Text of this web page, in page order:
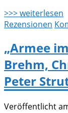
>>> weiterlesen
Rezensionen
„Armee
Brehm,
Peter
Veröffentlicht